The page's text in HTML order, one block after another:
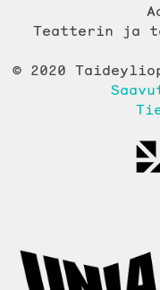
Teatterin ja
© 2020